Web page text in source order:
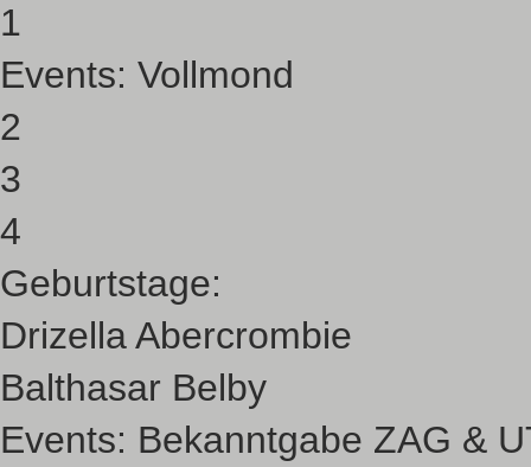
1
Events: Vollmond
2
3
4
Geburtstage:
Drizella Abercrombie
Balthasar Belby
Events: Bekanntgabe ZAG &